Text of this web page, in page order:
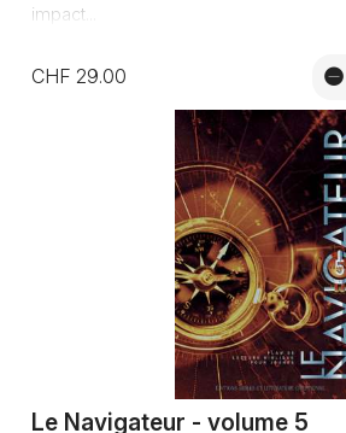
impact...
CHF 29.00
Le Navigateur - volume 5